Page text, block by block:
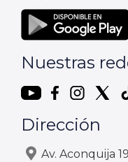
Nuestras
Dirección
Av. Aconquija